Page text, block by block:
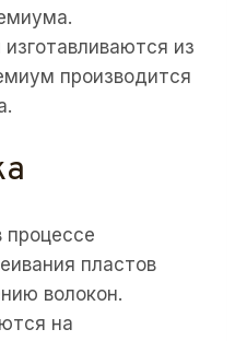
из
производится
процессе
пластов
волокон.
на